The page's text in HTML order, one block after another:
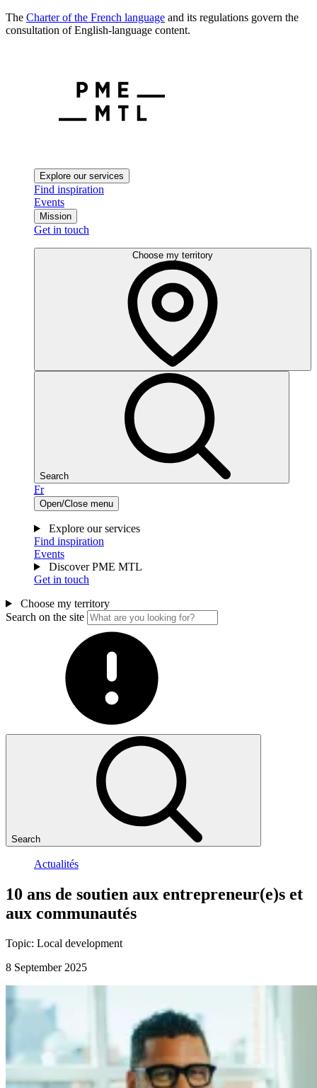
The Charter of the French language and its regulations govern the
consultation of English-language content.
Explore our services
Find inspiration
Events
Mission
Get in touch
Choose my territory
Search
Fr
Open/Close menu
Explore our services
Find inspiration
Events
Discover PME MTL
Get in touch
Choose my territory
Search on the site
Search
Actualités
10 ans de soutien aux entrepreneur(e)s et
aux communautés
Topic: Local development
8 September 2025